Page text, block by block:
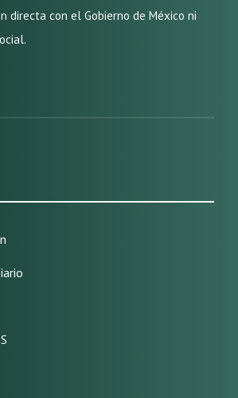
directa con el Gobierno de México ni